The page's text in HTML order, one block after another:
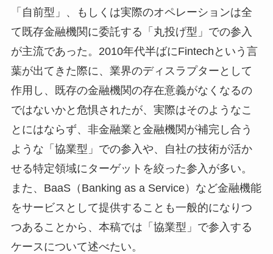
「自前型」、もしくは実際のオペレーションは全
て既存金融機関に委託する「丸投げ型」での参入
が主流であった。2010年代半ばにFintechという言
葉が出てきた際に、業界のディスラプターとして
作用し、既存の金融機関の存在意義がなくなるの
ではないかと危惧されたが、実際はそのようなこ
とにはならず、非金融業と金融機関が補完し合う
ような「協業型」での参入や、自社の技術が活か
せる特定領域にターゲットを絞った参入が多い。
また、BaaS（Banking as a Service）など金融機能
をサービスとして提供することも一般的になりつ
つあることから、本稿では「協業型」で参入する
ケースについて述べたい。